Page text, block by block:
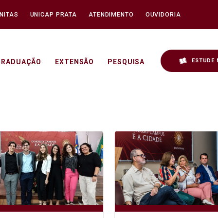
UNICAP PRATA ATENDIMENTO OUVIDORIA
EXTENSÃO PESQUISA ESTUDE